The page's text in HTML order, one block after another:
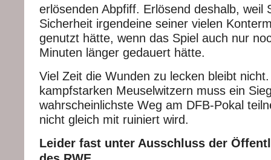
erlösenden Abpfiff. Erlösend deshalb, weil
Sicherheit irgendeine seiner vielen
genutzt hätte, wenn das Spiel auch nur
Minuten länger gedauert hätte.
Viel Zeit die Wunden zu lecken bleibt
kampfstarken Meuselwitzern muss ein
wahrscheinlichste Weg am DFB-Pokal
nicht gleich mit ruiniert wird.
Leider fast unter Ausschluss der